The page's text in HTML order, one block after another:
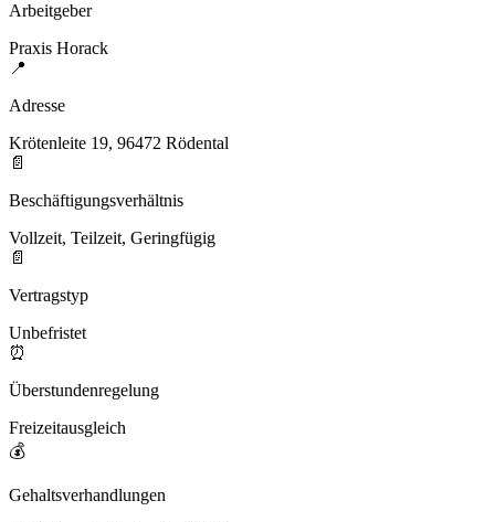
Arbeitgeber
Praxis Horack
📍
Adresse
Krötenleite 19, 96472 Rödental
📄
Beschäftigungsverhältnis
Vollzeit, Teilzeit, Geringfügig
📄
Vertragstyp
Unbefristet
⏰
Überstundenregelung
Freizeitausgleich
💰
Gehaltsverhandlungen